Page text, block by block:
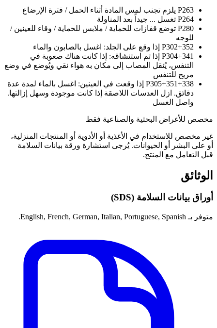
P263 يلزم تجنب لمس المادة أثناء الحمل / فترة الإرضاع
P264 تغسل ... جيداً بعد المناولة
P280 توضع قفازات للحماية / ملابس للحماية / وقاء للعينين /
للوجه
P302+352 إذا وقع على الجلد: اغسل بالصابون والماء
P304+341 إذا تم استنشاقه: إذا كانت هناك صعوبة في
التنفس، يُنقل المصاب إلى مكان به هواء نقي ويُوضع في وضع
مريح للتنفس
P305+351+338 إذا وقعت في العينين: اغسل بالماء لمدة عدة
دقائق. ازل العدسات اللاصقة إذا كانت موجودة وسهل إزالتها.
واصل الغسل
مخصص للأغراض البحثية والصناعية فقط
غير مخصص للاستخدام في الأغذية أو الأدوية أو المنتجات المنزلية،
أو على البشر أو الحيوانات. يُرجى استشارة ورقة بيانات السلامة
قبل التعامل مع المنتج.
الوثائق
أوراق بيانات السلامة (SDS)
متوفر بـ English, French, German, Italian, Portuguese, Spanish.